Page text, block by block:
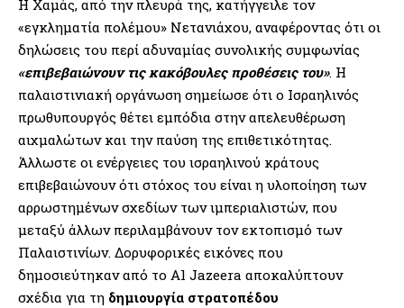
Η Χαμάς, από την πλευρά της, κατήγγειλε τον
«εγκληματία πολέμου» Νετανιάχου, αναφέροντας ότι οι
δηλώσεις του περί αδυναμίας συνολικής συμφωνίας
«επιβεβαιώνουν τις κακόβουλες προθέσεις του». Η
παλαιστινιακή οργάνωση σημείωσε ότι ο Ισραηλινός
πρωθυπουργός θέτει εμπόδια στην απελευθέρωση
αιχμαλώτων και την παύση της επιθετικότητας.
Άλλωστε οι ενέργειες του ισραηλινού κράτους
επιβεβαιώνουν ότι στόχος του είναι η υλοποίηση των
αρρωστημένων σχεδίων των ιμπεριαλιστών, που
μεταξύ άλλων περιλαμβάνουν τον εκτοπισμό των
Παλαιστινίων. Δορυφορικές εικόνες που
δημοσιεύτηκαν από το Al Jazeera αποκαλύπτουν
σχέδια για τη δημιουργία στρατοπέδου